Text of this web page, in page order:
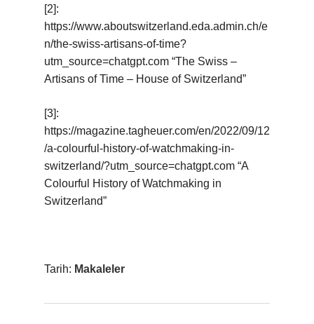
[2]:
https://www.aboutswitzerland.eda.admin.ch/e
n/the-swiss-artisans-of-time?
utm_source=chatgpt.com “The Swiss –
Artisans of Time – House of Switzerland”
[3]:
https://magazine.tagheuer.com/en/2022/09/12
/a-colourful-history-of-watchmaking-in-
switzerland/?utm_source=chatgpt.com “A
Colourful History of Watchmaking in
Switzerland”
Tarih: Makaleler